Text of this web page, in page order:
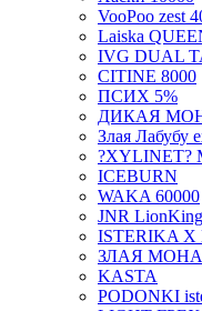
VooPoo zest
Laiska
IVG DUAL
CITINE 8000
ПСИХ 5%
ДИКАЯ
Злая Лабубу
?XYLINET?
ICEBURN
WAKA 60000
JNR
ISTERIKA X
ЗЛАЯ
KASTA
PODONKI
LIGHT ГРЕХ